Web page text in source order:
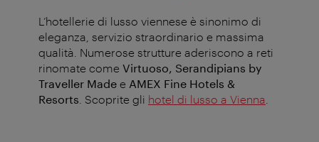
L’hotellerie di lusso viennese è sinonimo di
eleganza, servizio straordinario e massima
qualità. Numerose strutture aderiscono a reti
rinomate come Virtuoso, Serandipians by
Traveller Made e AMEX Fine Hotels &
Resorts . Scoprite gli hotel di lusso a Vienna